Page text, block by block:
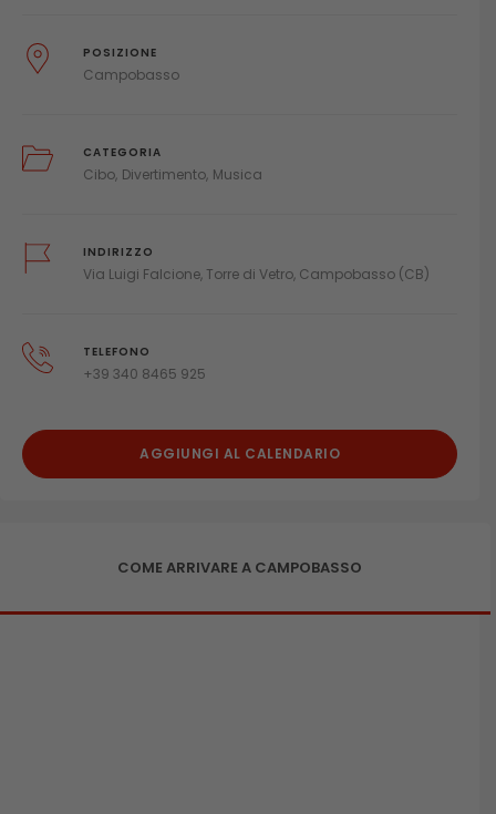
POSIZIONE
Campobasso
CATEGORIA
Cibo Divertimento Musica
INDIRIZZO
Via Luigi Falcione, Torre di Vetro, Campobasso (CB)
TELEFONO
+39 340 8465 925
AGGIUNGI AL CALENDARIO
COME ARRIVARE A CAMPOBASSO